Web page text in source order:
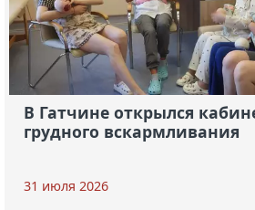
В Гатчине открылся
грудного вскармливания
31 июля 2026